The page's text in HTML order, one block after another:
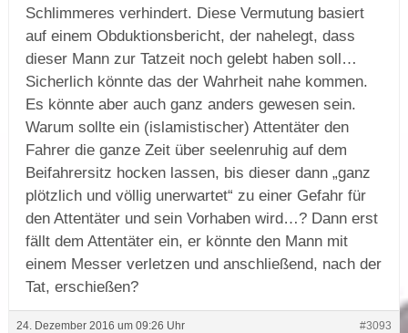
Schlimmeres verhindert. Diese Vermutung basiert
auf einem Obduktionsbericht, der nahelegt, dass
dieser Mann zur Tatzeit noch gelebt haben soll…
Sicherlich könnte das der Wahrheit nahe kommen.
Es könnte aber auch ganz anders gewesen sein.
Warum sollte ein (islamistischer) Attentäter den
Fahrer die ganze Zeit über seelenruhig auf dem
Beifahrersitz hocken lassen, bis dieser dann „ganz
plötzlich und völlig unerwartet“ zu einer Gefahr für
den Attentäter und sein Vorhaben wird…? Dann erst
fällt dem Attentäter ein, er könnte den Mann mit
einem Messer verletzen und anschließend, nach der
Tat, erschießen?
24. Dezember 2016 um 09:26 Uhr #3093